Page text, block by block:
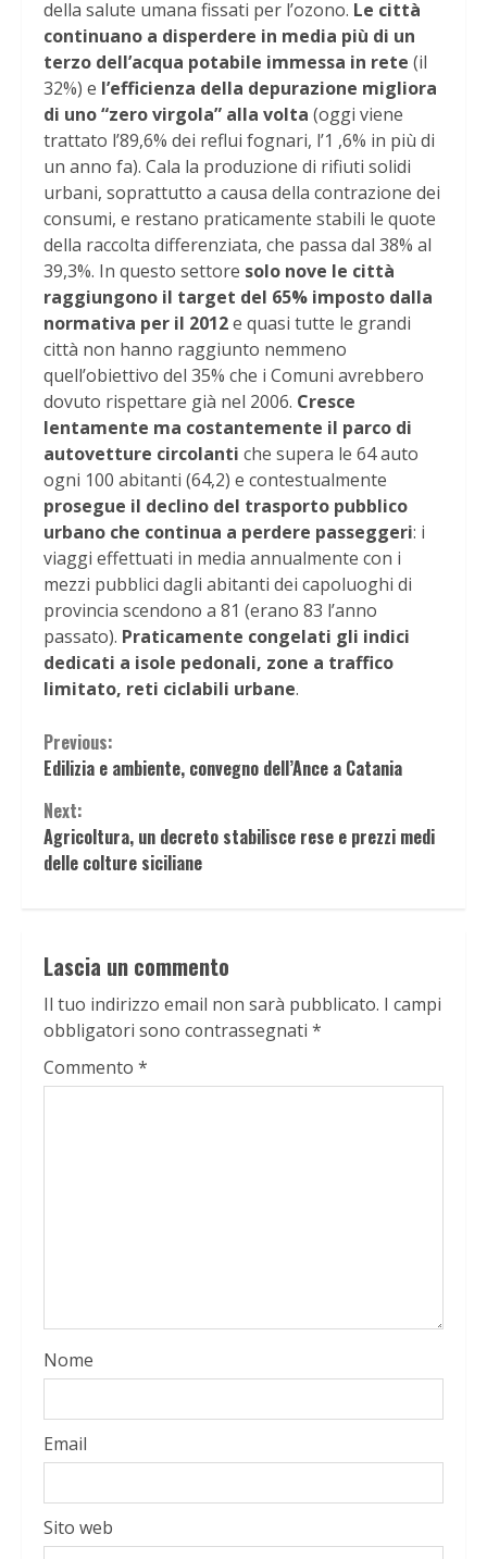
della salute umana fissati per l’ozono. Le città
continuano a disperdere in media più di un
terzo dell’acqua potabile immessa in rete (il
32%) e l’efficienza della depurazione migliora
di uno “zero virgola” alla volta (oggi viene
trattato l’89,6% dei reflui fognari, l’1 ,6% in più di
un anno fa). Cala la produzione di rifiuti solidi
urbani, soprattutto a causa della contrazione dei
consumi, e restano praticamente stabili le quote
della raccolta differenziata, che passa dal 38% al
39,3%. In questo settore solo nove le città
raggiungono il target del 65% imposto dalla
normativa per il 2012e quasi tutte le grandi
città non hanno raggiunto nemmeno
quell’obiettivo del 35% che i Comuni avrebbero
dovuto rispettare già nel 2006. Cresce
lentamente ma costantemente il parco di
autovetture circolanti che supera le 64 auto
ogni 100 abitanti (64,2) e contestualmente
prosegue il declino del trasporto pubblico
urbano che continua a perdere passeggeri: i
viaggi effettuati in media annualmente con i
mezzi pubblici dagli abitanti dei capoluoghi di
provincia scendono a 81 (erano 83 l’anno
passato). Praticamente congelati gli indici
dedicati a isole pedonali, zone a traffico
limitato, reti ciclabili urbane.
Continue
Reading
Previous:
Edilizia e ambiente, convegno dell’Ance a Catania
Next:
Agricoltura, un decreto stabilisce rese e prezzi medi
delle colture siciliane
Lascia un commento
Il tuo indirizzo email non sarà pubblicato. I campi
obbligatori sono contrassegnati *
Commento *
Nome
Email
Sito web